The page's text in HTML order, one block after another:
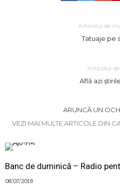
Articolul de
Tatuaje pe
Articolul
Află azi
ARUNCĂ UN
VEZI MAI MULTE ARTICOLE DIN
Banc de duminică – Radio
08/07/2018